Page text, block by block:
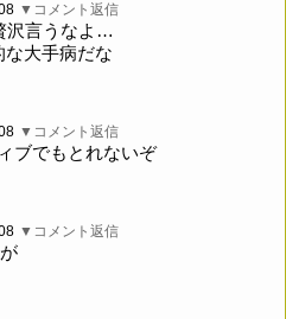
▼コメント返信
沢言うなよ…
大手病だな
▼コメント返信
ブでもとれないぞ
▼コメント返信